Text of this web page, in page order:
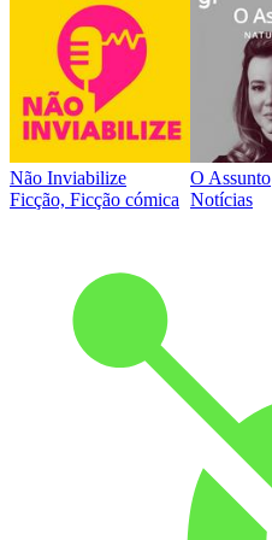
Não Inviabilize
Ficção, Ficção cómica
O Assunto
Notícias